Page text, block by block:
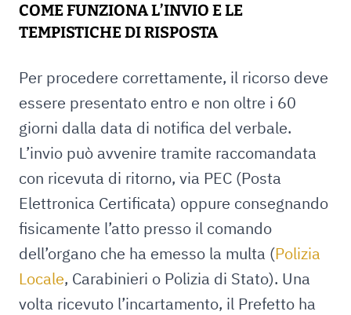
COME FUNZIONA L’INVIO E LE
TEMPISTICHE DI RISPOSTA
Per procedere correttamente, il ricorso deve
essere presentato entro e non oltre i 60
giorni dalla data di notifica del verbale.
L’invio può avvenire tramite raccomandata
con ricevuta di ritorno, via PEC (Posta
Elettronica Certificata) oppure consegnando
fisicamente l’atto presso il comando
dell’organo che ha emesso la multa (Polizia
Locale, Carabinieri o Polizia di Stato). Una
volta ricevuto l’incartamento, il Prefetto ha